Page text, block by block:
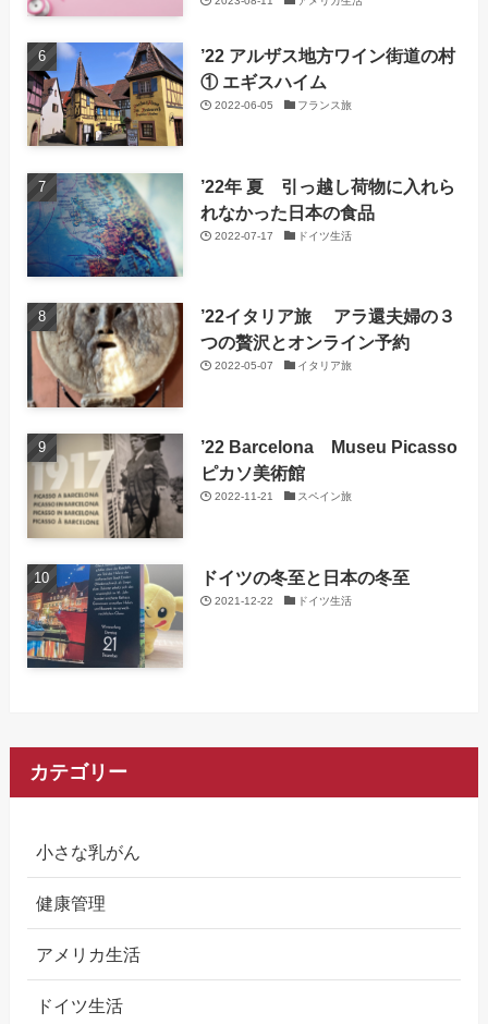
’22 アルザス地方ワイン街道の村
① エギスハイム
2022-06-05 フランス旅
’22年 夏 引っ越し荷物に入れら
れなかった日本の食品
2022-07-17 ドイツ生活
’22イタリア旅 アラ還夫婦の３
つの贅沢とオンライン予約
2022-05-07 イタリア旅
’22 Barcelona Museu Picasso
ピカソ美術館
2022-11-21 スペイン旅
ドイツの冬至と日本の冬至
2021-12-22 ドイツ生活
カテゴリー
小さな乳がん
健康管理
アメリカ生活
ドイツ生活